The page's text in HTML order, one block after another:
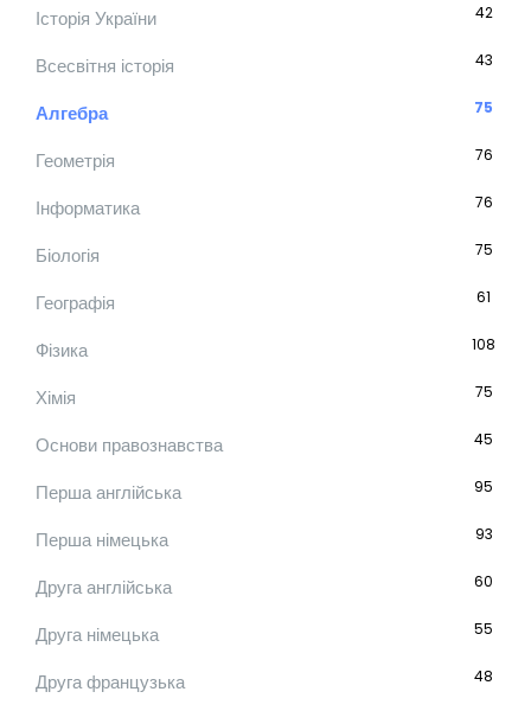
Історія України 42
Всесвітня історія 43
Алгебра 75
Геометрія 76
Інформатика 76
Біологія 75
Географія 61
Фізика 108
Хімія 75
Основи правознавства 45
Перша англійська 95
Перша німецька 93
Друга англійська 60
Друга німецька 55
Друга французька 48